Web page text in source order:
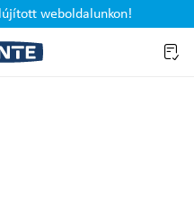
weboldalunkon!